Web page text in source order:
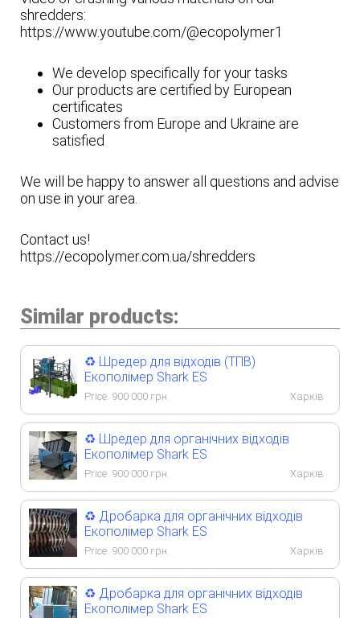
shredders:
https://www.youtube.com/@ecopolymer1
We develop specifically for your tasks
Our products are certified by European
certificates
Customers from Europe and Ukraine are
satisfied
We will be happy to answer all questions and advise
on use in your area.
Contact us!
https://ecopolymer.com.ua/shredders
Similar products:
♻️ Шредер для відходів (ТПВ)
Екополімер Shark ES
Price: 900 000 грн. Харків
♻️ Шредер для органічних відходів
Екополімер Shark ES
Price: 900 000 грн. Харків
♻️ Дробарка для органічних відходів
Екополімер Shark ES
Price: 900 000 грн. Харків
♻️ Дробарка для органічних відходів
Екополімер Shark ES